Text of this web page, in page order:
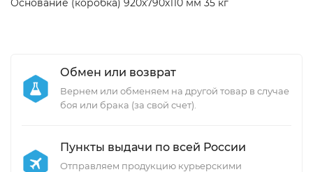
Основание (коробка) 920х790х110 мм 35 кг
Обмен или возврат
Вернем или обменяем на другой товар в случае
боя или брака (за свой счет).
Пункты выдачи по всей России
Отправляем продукцию курьерскими